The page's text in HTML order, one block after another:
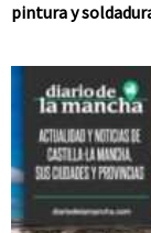
pintura y